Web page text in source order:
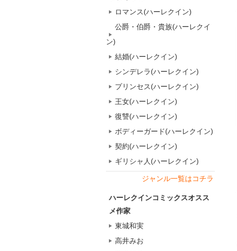
ロマンス(ハーレクイン)
公爵・伯爵・貴族(ハーレクイ
ン)
結婚(ハーレクイン)
シンデレラ(ハーレクイン)
プリンセス(ハーレクイン)
王女(ハーレクイン)
復讐(ハーレクイン)
ボディーガード(ハーレクイン)
契約(ハーレクイン)
ギリシャ人(ハーレクイン)
ジャンル一覧はコチラ
ハーレクインコミックスオスス
メ作家
東城和実
高井みお